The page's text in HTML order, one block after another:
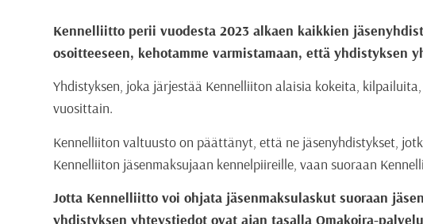
Kennelliitto perii vuodesta 2023 alkaen kaikkien
osoitteeseen, kehotamme varmistamaan, että yhdistyksen
Yhdistyksen, joka järjestää Kennelliiton alaisia kokeita,
vuosittain.
Kennelliiton valtuusto on päättänyt, että ne jäsenyhdistykset,
Kennelliiton jäsenmaksujaan kennelpiireille, vaan suoraan
Jotta Kennelliitto voi ohjata jäsenmaksulaskut suoraan
yhdistyksen yhteystiedot ovat ajan tasalla Omakoira-